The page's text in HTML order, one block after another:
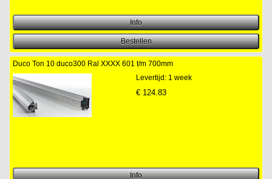
Duco Ton 10 duco300 Ral XXXX 601 t/m 700mm
Levertijd: 1 week
€ 124.83